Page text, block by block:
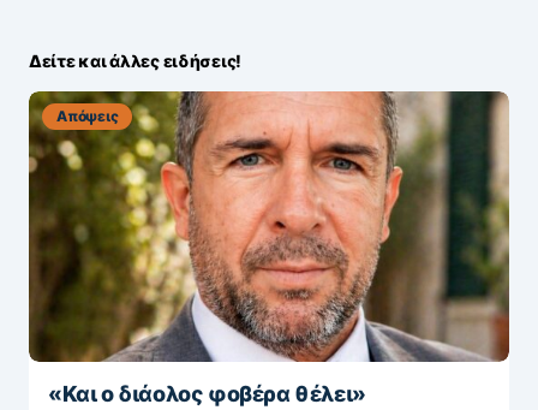
Δείτε και άλλες ειδήσεις!
Απόψεις
«Και ο διάολος φοβέρα θέλει»